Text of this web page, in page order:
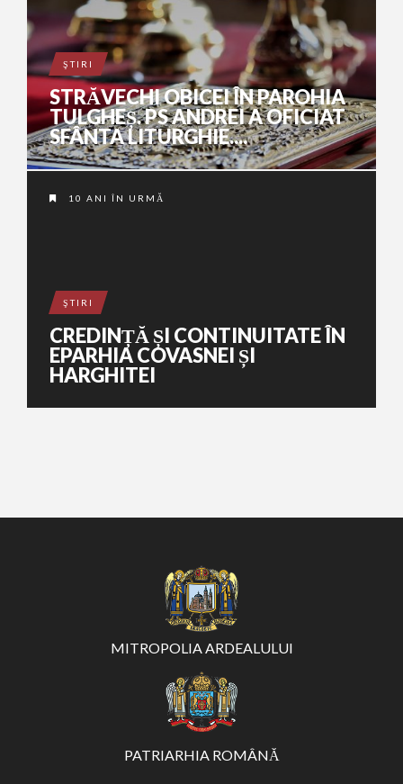
ŞTIRI
STRĂVECHI OBICEI ÎN PAROHIA
TULGHEȘ. PS ANDREI A OFICIAT
SFÂNTA LITURGHIE....
10 ANI ÎN URMĂ
ŞTIRI
CREDINȚĂ ȘI CONTINUITATE ÎN
EPARHIA COVASNEI ȘI
HARGHITEI
MITROPOLIA ARDEALULUI
PATRIARHIA ROMÂNĂ